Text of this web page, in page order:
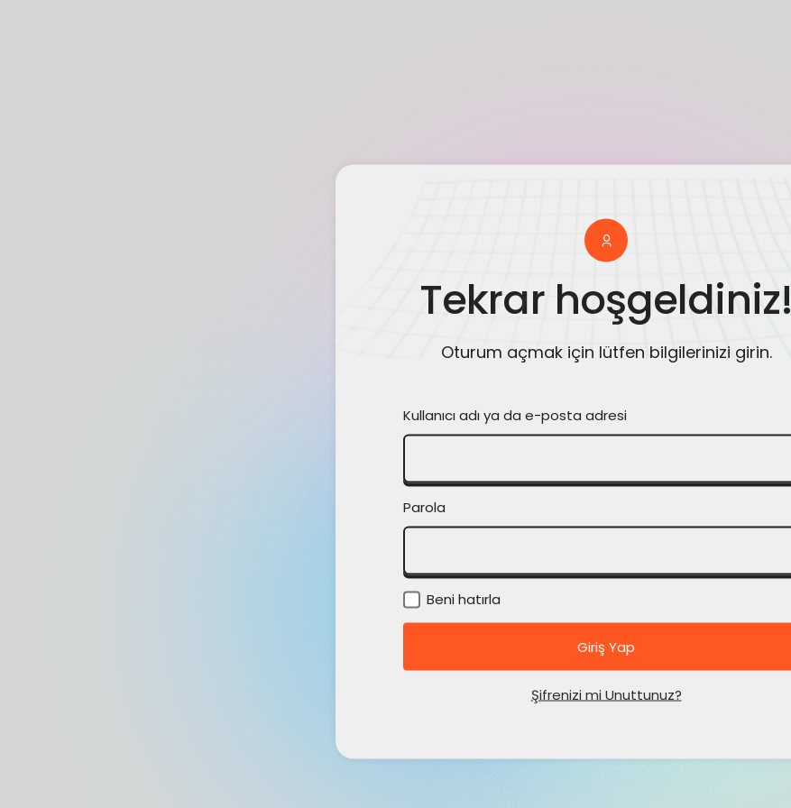
Tekrar hoşgeldiniz!
Oturum açmak için lütfen bilgilerinizi girin.
Kullanıcı adı ya da e-posta adresi
Parola
Beni hatırla
Şifrenizi mi Unuttunuz?